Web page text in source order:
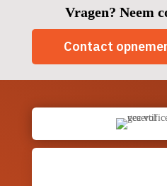
Vragen? Neem
Contact